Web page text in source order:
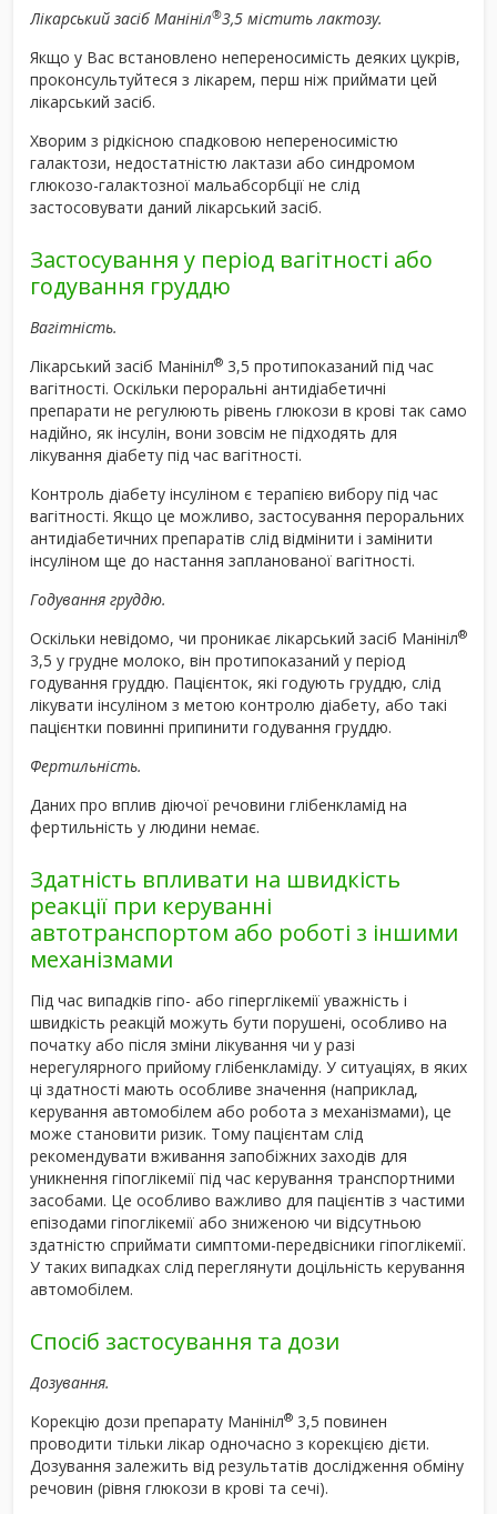
Лікарський засіб Манініл®3,5 містить лактозу.
Якщо у Вас встановлено непереносимість деяких цукрів,
проконсультуйтеся з лікарем, перш ніж приймати цей
лікарський засіб.
Хворим з рідкісною спадковою непереносимістю
галактози, недостатністю лактази або синдромом
глюкозо-галактозної мальабсорбції не слід
застосовувати даний лікарський засіб.
Застосування у період вагітності або
годування груддю
Вагітність.
Лікарський засіб Манініл® 3,5 протипоказаний під час
вагітності. Оскільки пероральні антидіабетичні
препарати не регулюють рівень глюкози в крові так само
надійно, як інсулін, вони зовсім не підходять для
лікування діабету під час вагітності.
Контроль діабету інсуліном є терапією вибору під час
вагітності. Якщо це можливо, застосування пероральних
антидіабетичних препаратів слід відмінити і замінити
інсуліном ще до настання запланованої вагітності.
Годування груддю.
Оскільки невідомо, чи проникає лікарський засіб Манініл®
3,5 у грудне молоко, він протипоказаний у період
годування груддю. Пацієнток, які годують груддю, слід
лікувати інсуліном з метою контролю діабету, або такі
пацієнтки повинні припинити годування груддю.
Фертильність.
Даних про вплив діючої речовини глібенкламід на
фертильність у людини немає.
Здатність впливати на швидкість
реакції при керуванні
автотранспортом або роботі з іншими
механізмами
Під час випадків гіпо- або гіперглікемії уважність і
швидкість реакцій можуть бути порушені, особливо на
початку або після зміни лікування чи у разі
нерегулярного прийому глібенкламіду. У ситуаціях, в яких
ці здатності мають особливе значення (наприклад,
керування автомобілем або робота з механізмами), це
може становити ризик. Тому пацієнтам слід
рекомендувати вживання запобіжних заходів для
уникнення гіпоглікемії під час керування транспортними
засобами. Це особливо важливо для пацієнтів з частими
епізодами гіпоглікемії або зниженою чи відсутньою
здатністю сприймати симптоми-передвісники гіпоглікемії.
У таких випадках слід переглянути доцільність керування
автомобілем.
Спосіб застосування та дози
Дозування.
Корекцію дози препарату Манініл® 3,5 повинен
проводити тільки лікар одночасно з корекцією дієти.
Дозування залежить від результатів дослідження обміну
речовин (рівня глюкози в крові та сечі).